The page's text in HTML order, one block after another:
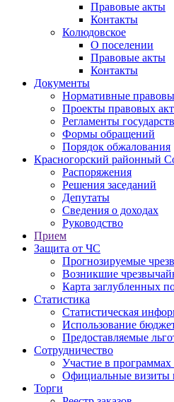
Правовые акты
Контакты
Колюдовское
О поселении
Правовые акты
Контакты
Документы
Нормативные
Проекты правовых
Регламенты
Формы обращений
Порядок обжалования
Красногорский районный
Распоряжения
Решения заседаний
Депутаты
Сведения о доходах
Руководство
Прием
Защита от ЧС
Прогнозируемые
Возникшие
Карта заглубленных
Статистика
Статистическая
Использование
Предоставляемые
Сотрудничество
Участие в
Официальные визиты
Торги